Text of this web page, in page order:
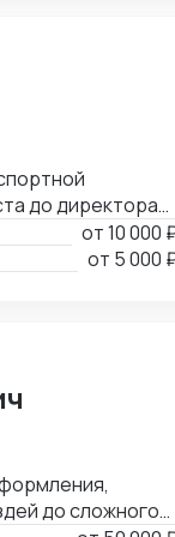
до директора
на новые
и
Африки, Южную
условиях
от10 000
от 5 000
до сложного